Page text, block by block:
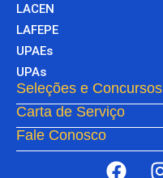
LACEN
LAFEPE
UPAEs
UPAs
Seleções e Concursos
Carta de Serviço
Fale Conosco